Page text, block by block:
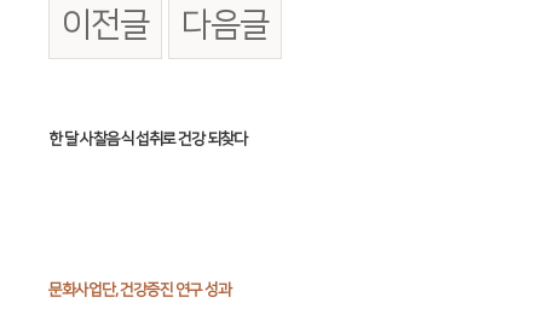
이전글 다음글
한 달 사찰음식 섭취로 건강 되찾다
문화사업단, 건강증진 연구 성과